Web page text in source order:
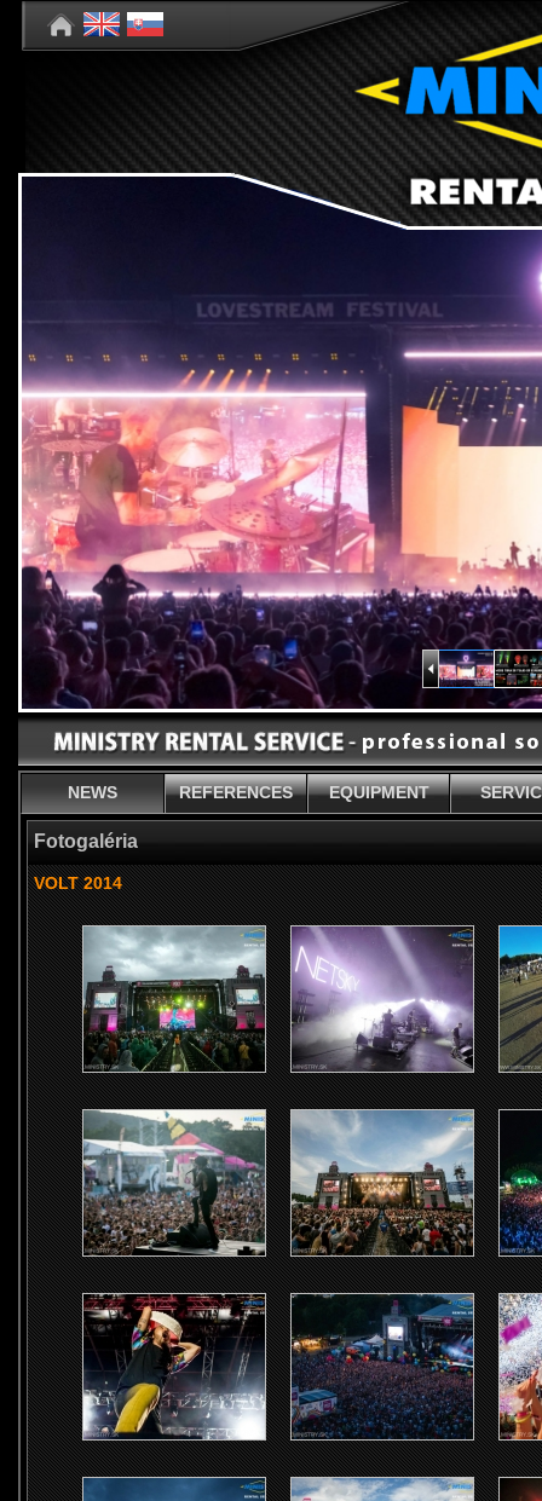
NEWS REFERENCES EQUIPMENT
Fotogaléria
VOLT 2014